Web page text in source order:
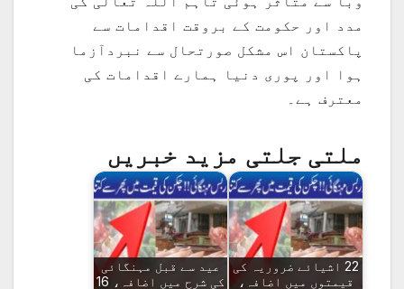
مدد اور حکومت کے بروقت اقدامات سے
پاکستان اس مشکل صورتحال سے نبردآزما
ہوا اور پوری دنیا ہمارے اقدامات کی
معترف ہے۔
ملتی جلتی مزید خبریں
22 اشیائے ضروریہ کی
قیمتوں میں اضافہ،
عید سے قبل مہنگائی
کی شرح میں اضافہ، 16